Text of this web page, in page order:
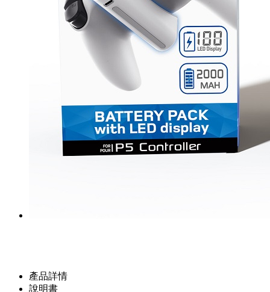
產品詳情
說明書